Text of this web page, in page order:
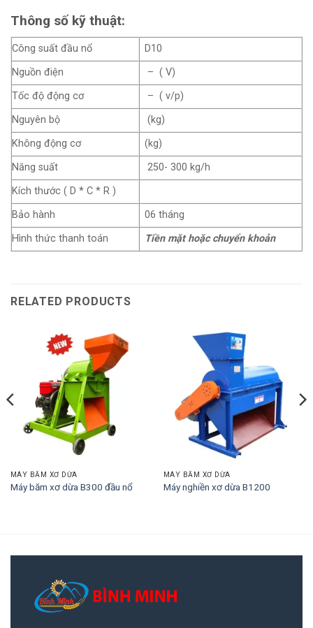
Thông số kỹ thuật:
Công suất đầu nổ
D10
Nguồn điện
– ( V)
Tốc độ động cơ
– ( v/p)
Nguyên bộ
(kg)
Không động cơ
(kg)
Năng suất
250- 300 kg/h
Kích thước ( D * C * R )
Bảo hành
06 tháng
Hình thức thanh toán
Tiền mặt hoặc chuyển khoản
RELATED PRODUCTS
MÁY BĂM XƠ DỪA
Máy băm xơ dừa B300 đầu nổ
MÁY BĂM XƠ DỪA
Máy nghiền xơ dừa B1200